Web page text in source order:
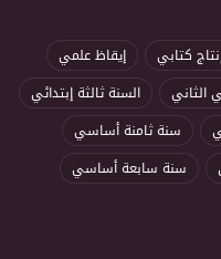
كتابي
إيقاظ علمي
الثاني
السنة ثالثة إبتدائي
سنة ثامنة أساسي
سنة سابعة أساسي